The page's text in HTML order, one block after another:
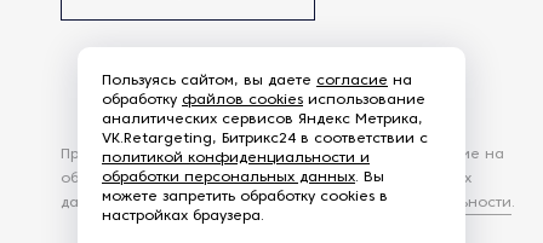
Продолжая использовать наш сайт, вы даете согласие на
обработку файлов Cookies и других пользовательских
данных, в соответствии сПолитикой конфиденциальности.
Пользуясь сайтом, вы даете согласие на
обработку файлов cookies использование
аналитических сервисов Яндекс Метрика,
VK.Retargeting, Битрикс24 в соответствии с
политикой конфиденциальности и
обработки персональных данных. Вы
можете запретить обработку cookies в
настройках браузера.